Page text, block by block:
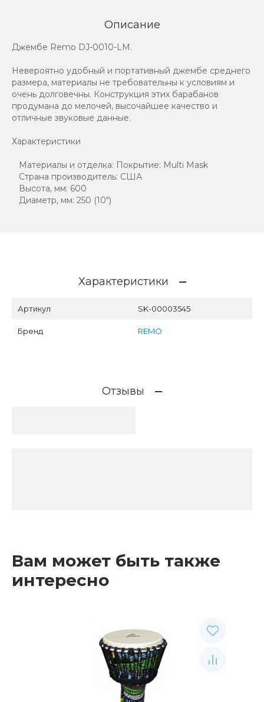
Описание
Джембе Remo DJ-0010-LM.
Невероятно удобный и портативный джембе среднего
размера, материалы не требовательны к условиям и
очень долговечны. Конструкция этих барабанов
продумана до мелочей, высочайшее качество и
отличные звуковые данные.
Характеристики
Материалы и отделка: Покрытие: Multi Mask
Страна производитель: США
Высота, мм: 600
Диаметр, мм: 250 (10")
Характеристики
Артикул SK-00003545
Бренд REMO
Отзывы
Вам может быть также
интересно